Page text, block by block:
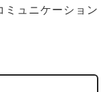
ミュニケーション